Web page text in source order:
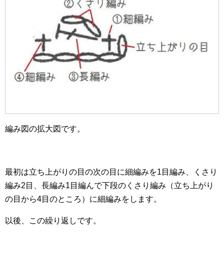
編み図の拡大図です。
最初は立ち上がりの目の次の目に細編みを1目編み、くさり
編み2目、長編み1目編んで下段のくさり編み（立ち上がり
の目から4目のところ）に細編みをします。
以後、この繰り返しです。